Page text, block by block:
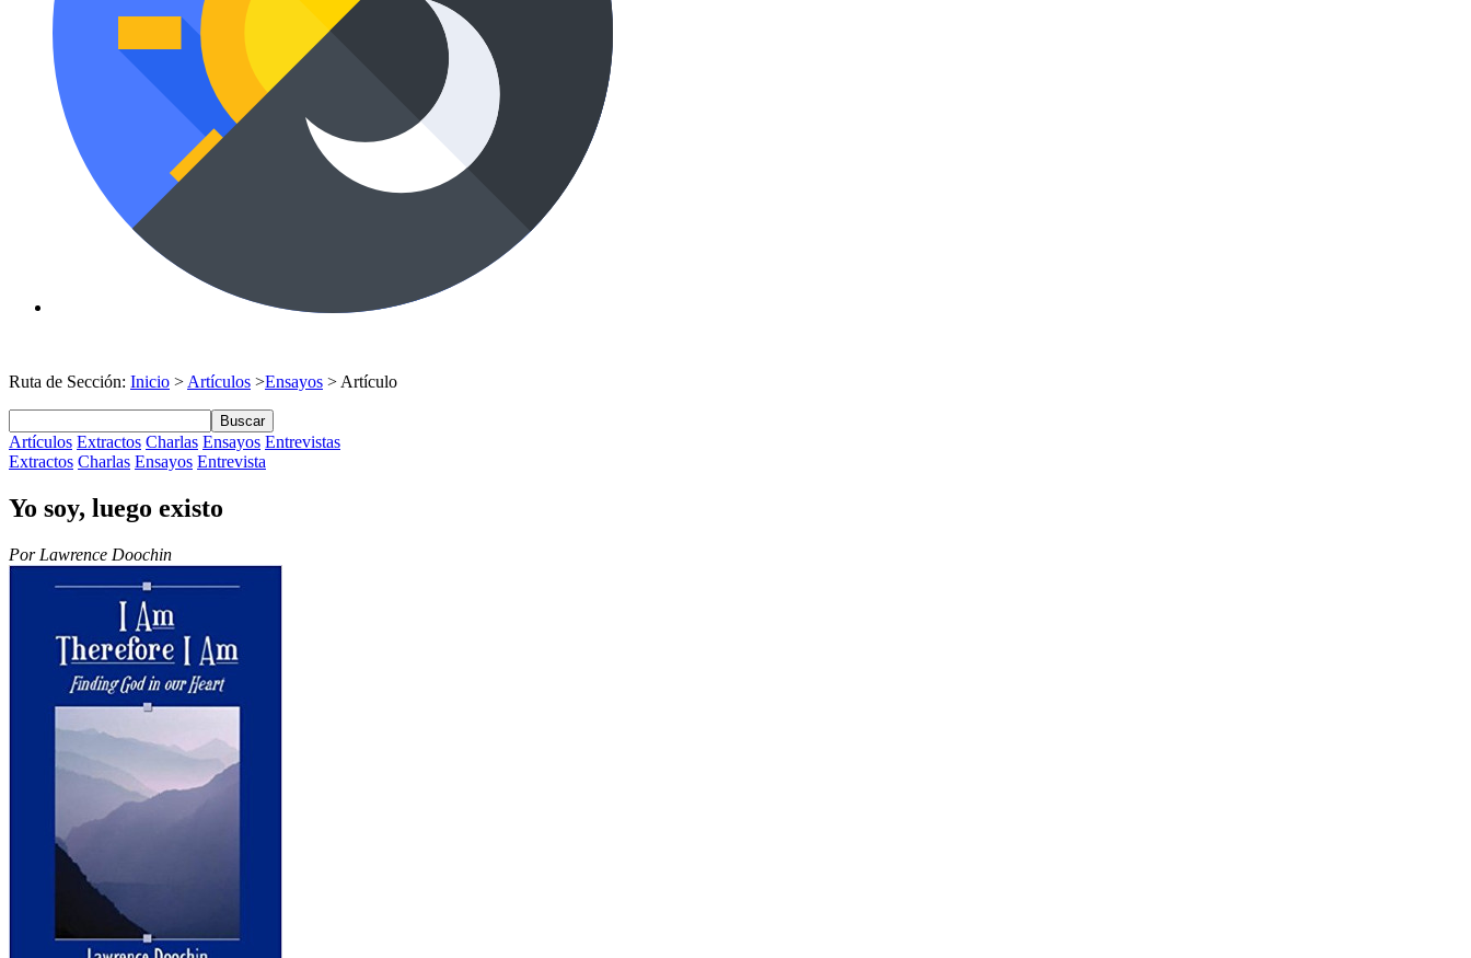
Ruta de Sección: Inicio > Artículos >Ensayos > Artículo
Buscar
Artículos Extractos Charlas Ensayos Entrevistas
Extractos Charlas Ensayos Entrevista
Yo soy, luego existo
Por Lawrence Doochin